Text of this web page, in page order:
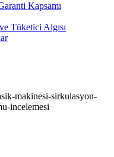
Kapsamı
Tüketici Algısı
makinesi-sirkulasyon-
incelemesi